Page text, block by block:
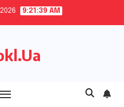
9:21:40 AM